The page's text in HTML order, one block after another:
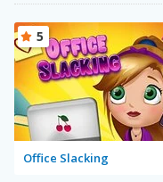
Office Slacking
5